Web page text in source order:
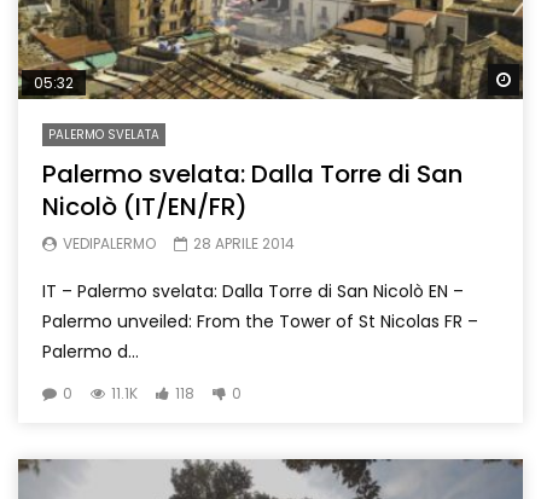
05:32
PALERMO SVELATA
Palermo svelata: Dalla Torre di San
Nicolò (IT/EN/FR)
VEDIPALERMO 28 APRILE 2014
IT – Palermo svelata: Dalla Torre di San Nicolò EN –
Palermo unveiled: From the Tower of St Nicolas FR –
Palermo d...
0 11.1K 118 0